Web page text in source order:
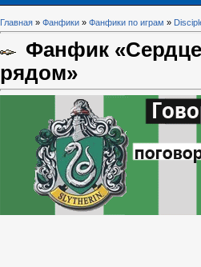
Главная » Фанфики » Фанфики по играм »
Фанфик «Сердце
рядом»